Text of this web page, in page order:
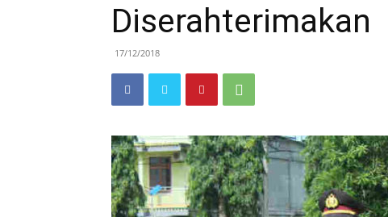
Diserahterimakan
17/12/2018